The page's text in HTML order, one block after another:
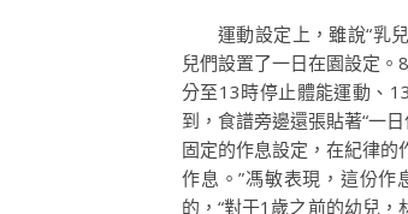
運動設定上，雖說“乳
兒們設置了一日在園設定
分至13時停止體能運動、
到，食譜旁邊還張貼著“一
固定的作息設定，在紀律
作息。”馮敏表現，這份
的，“對于1歲之前的幼兒